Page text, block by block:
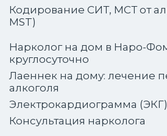
Кодирование СИТ, МСТ от
MST)
Нарколог на дом в Наро-
круглосуточно
Лаеннек на дому: лечение
алкоголя
Электрокардиограмма
Консультация нарколога